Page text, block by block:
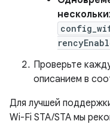
Проверьте
описанием в
Для лучшей
Wi-Fi STA/STA мы